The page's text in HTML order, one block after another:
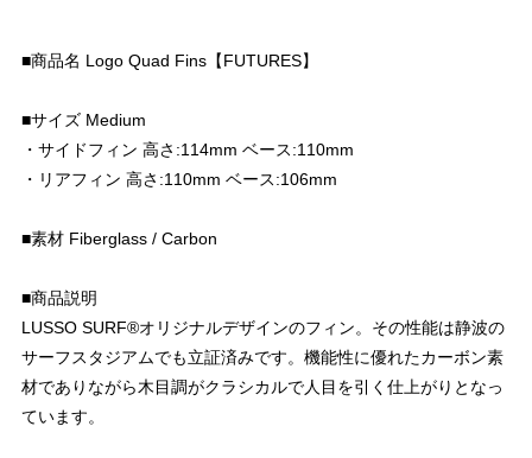
■商品名 Logo Quad Fins【FUTURES】
■サイズ Medium
・サイドフィン 高さ:114mm ベース:110mm
・リアフィン 高さ:110mm ベース:106mm
■素材 Fiberglass / Carbon
■商品説明
LUSSO SURF®︎オリジナルデザインのフィン。その性能は静波の
サーフスタジアムでも立証済みです。機能性に優れたカーボン素
材でありながら木目調がクラシカルで人目を引く仕上がりとなっ
ています。